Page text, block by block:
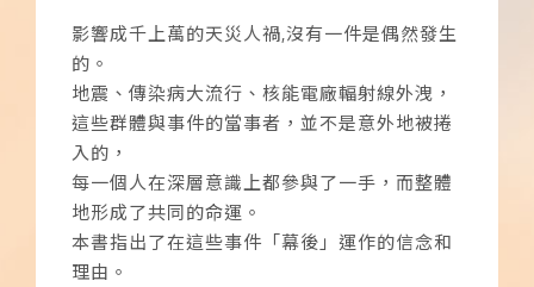
影響成千上萬的天災人禍,沒有一件是偶然發生
的。
地震、傳染病大流行、核能電廠輻射線外洩，
這些群體與事件的當事者，並不是意外地被捲
入的，
每一個人在深層意識上都參與了一手，而整體
地形成了共同的命運。
本書指出了在這些事件「幕後」運作的信念和
理由。